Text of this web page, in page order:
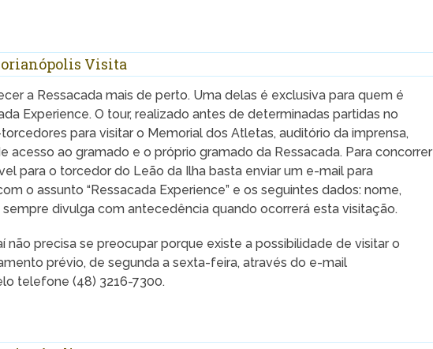
Visita
a Ressacada mais de perto. Uma delas é exclusiva para quem é
Experience. O tour, realizado antes de determinadas partidas no
para visitar o Memorial dos Atletas, auditório da imprensa,
acesso ao gramado e o próprio gramado da Ressacada. Para concorrer
para o torcedor do Leão da Ilha basta enviar um e-mail para
o assunto “Ressacada Experience” e os seguintes dados: nome,
divulga com antecedência quando ocorrerá esta visitação.
não precisa se preocupar porque existe a possibilidade de visitar o
prévio, de segunda a sexta-feira, através do e-mail
telefone (48) 3216-7300.